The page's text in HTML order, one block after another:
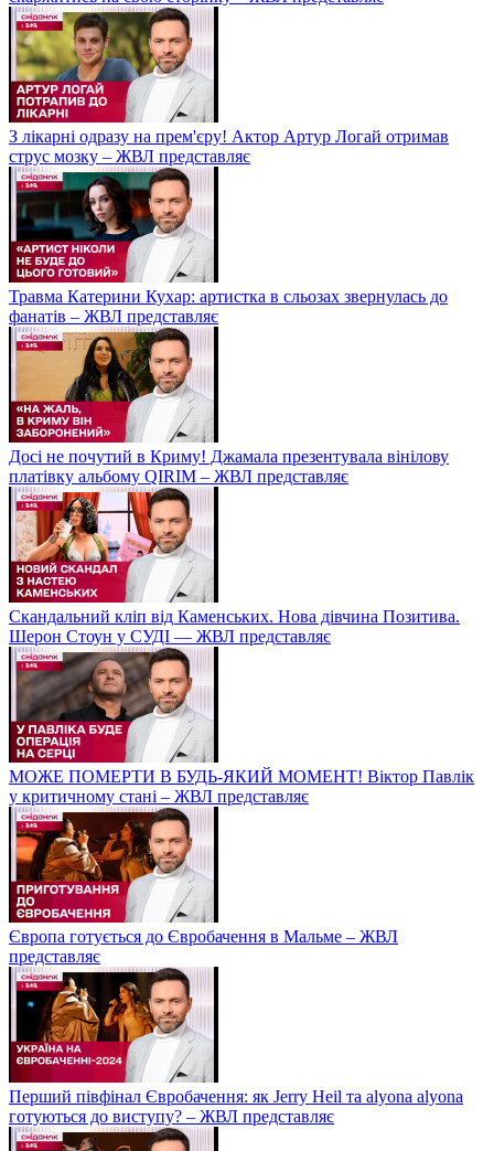
З лікарні одразу на прем'єру! Актор Артур Логай отримав
струс мозку – ЖВЛ представляє
Травма Катерини Кухар: артистка в сльозах звернулась до
фанатів – ЖВЛ представляє
Досі не почутий в Криму! Джамала презентувала вінілову
платівку альбому QIRIM – ЖВЛ представляє
Скандальний кліп від Каменських. Нова дівчина Позитива.
Шерон Стоун у СУДІ — ЖВЛ представляє
МОЖЕ ПОМЕРТИ В БУДЬ-ЯКИЙ МОМЕНТ! Віктор Павлік
у критичному стані – ЖВЛ представляє
Європа готується до Євробачення в Мальме – ЖВЛ
представляє
Перший півфінал Євробачення: як Jerry Heil та alyona alyona
готуються до виступу? – ЖВЛ представляє